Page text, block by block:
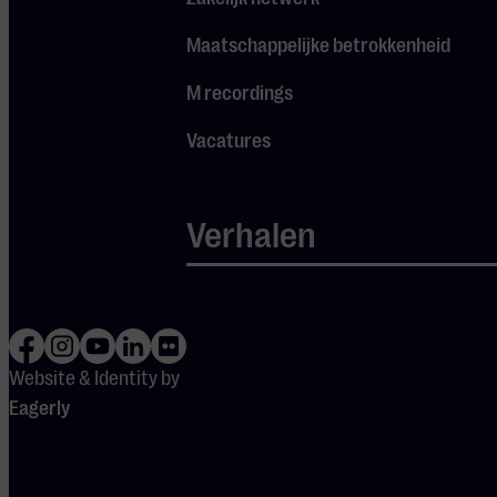
Maatschappelijke betrokkenheid
M recordings
Vacatures
Verhalen
Website & Identity by
Eagerly
Ook
interessant